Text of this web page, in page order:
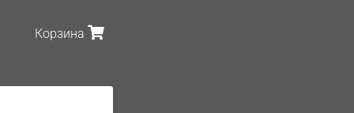
Корзина